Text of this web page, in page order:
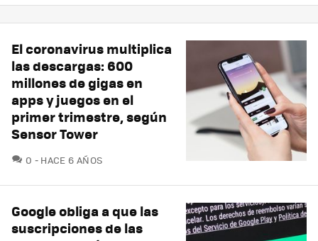
El coronavirus multiplica
las descargas: 600
millones de gigas en
apps y juegos en el
primer trimestre, según
Sensor Tower
0 COMENTARIOS
HACE 6 AÑOS
Google obliga a que las
suscripciones de las